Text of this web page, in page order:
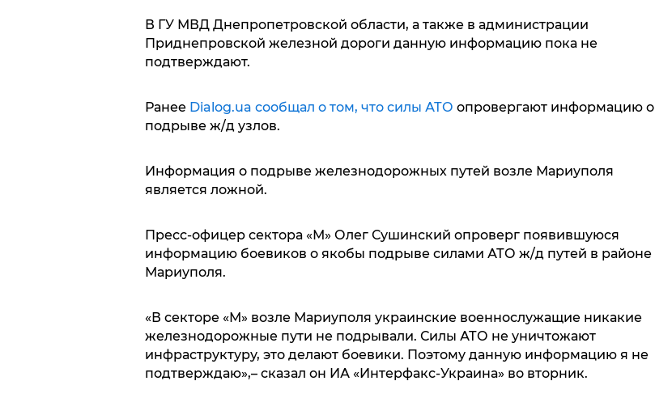
В ГУ МВД Днепропетровской области, а также в администрации
Приднепровской железной дороги данную информацию пока не
подтверждают.
Ранее Dialog.ua сообщал о том, что силы АТО опровергают информацию о
подрыве ж/д узлов.
Информация о подрыве железнодорожных путей возле Мариуполя
является ложной.
Пресс-офицер сектора «М» Олег Сушинский опроверг появившуюся
информацию боевиков о якобы подрыве силами АТО ж/д путей в районе
Мариуполя.
«В секторе «М» возле Мариуполя украинские военнослужащие никакие
железнодорожные пути не подрывали. Силы АТО не уничтожают
инфраструктуру, это делают боевики. Поэтому данную информацию я не
подтверждаю»,– сказал он ИА «Интерфакс-Украина» во вторник.